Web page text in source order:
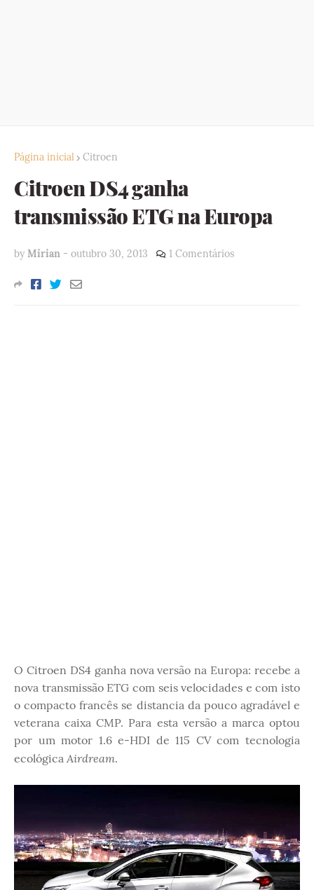
Página inicial Citroen
Citroen DS4 ganha
transmissão ETG na Europa
by Mirian - outubro 30, 2013 1 Comentários
O Citroen DS4 ganha nova versão na Europa: recebe a
nova transmissão ETG com seis velocidades e com isto
o compacto francês se distancia da pouco agradável e
veterana caixa CMP. Para esta versão a marca optou
por um motor 1.6 e-HDI de 115 CV com tecnologia
ecológica Airdream.